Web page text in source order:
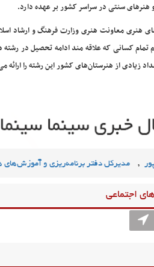
هنرهای سنتی در سراسر کشور بر عهده دارد.
هنری معاونت هنری وزارت فرهنگ و ارشاد
تمام کسانی که علاقه مند ادامه تحصیل در
زیادی از هنرستان‌های کشور این رشته را ارائه
, مدیرکل دفتر برنامه‌ریزی و آموزش‌های
اجتماعی